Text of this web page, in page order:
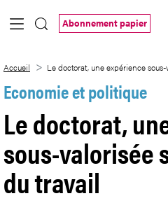
Saut au contenu principal
Abonnement papier
Accueil Le doctorat, une expérience
Economie et politique
Le doctorat,
sous-valorisée
du travail